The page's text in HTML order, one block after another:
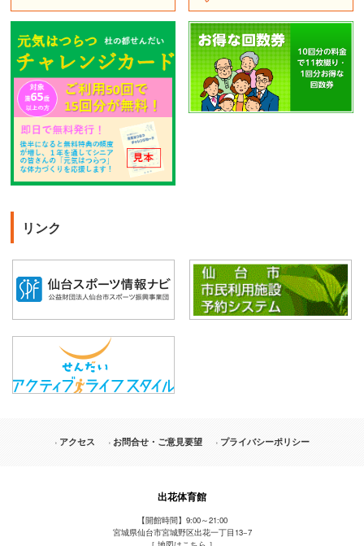
リンク
アクセス お問合せ・ご意見要望 プライバシーポリシー
出花体育館
【開館時間】9:00～21:00
宮城県仙台市宮城野区出花一丁目13−7